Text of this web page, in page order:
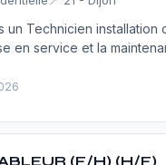
un Technicien installation
en service et la
(F/H) (H/F)